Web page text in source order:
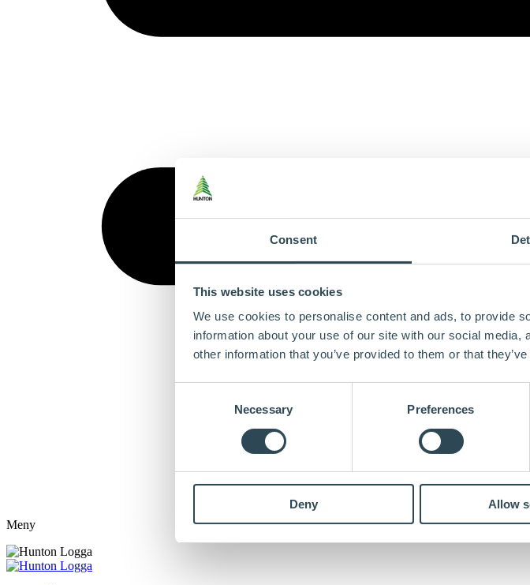
Consent
This website uses cookies
We use cookies to personalise content and ads, to provide
information about your use of our site with our social
other information that you’ve provided to them or that
Necessary Preferences
Deny Allow
Meny